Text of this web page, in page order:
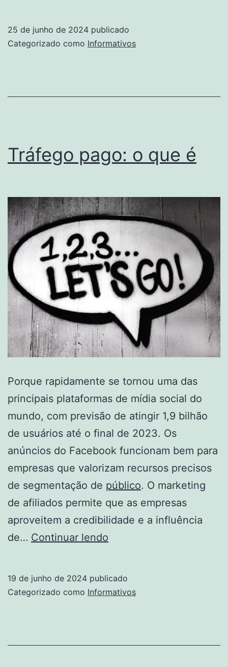
como
carro
25 de junho de 2024 publicado
Categorizado como Informativos
Tráfego pago: o que é
Porque rapidamente se tornou uma das
principais plataformas de mídia social do
mundo, com previsão de atingir 1,9 bilhão
de usuários até o final de 2023. Os
anúncios do Facebook funcionam bem para
empresas que valorizam recursos precisos
de segmentação de público. O marketing
de afiliados permite que as empresas
aproveitem a credibilidade e a influência
de… Continuar lendo
que
19 de junho de 2024 publicado
Categorizado como Informativos